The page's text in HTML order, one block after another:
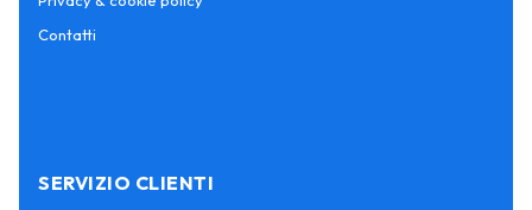
Contatti
SERVIZIO CLIENTI